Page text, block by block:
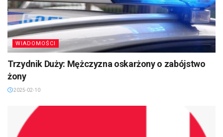
WIADOMOŚCI
Trzydnik Duży: Mężczyzna oskarżony o zabójstwo
żony
2025-02-10